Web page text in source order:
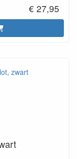
€ 27,95